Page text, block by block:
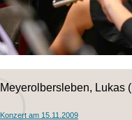
Meyerolbersleben, Lukas
Konzert am 15.11.2009